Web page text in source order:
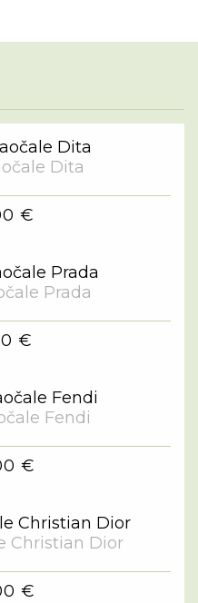
Dita
€
Prada
€
Fendi
€
Christian Dior
€